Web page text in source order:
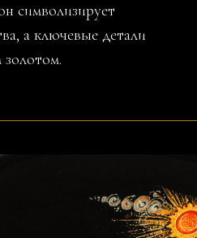
символизирует
а ключевые детали